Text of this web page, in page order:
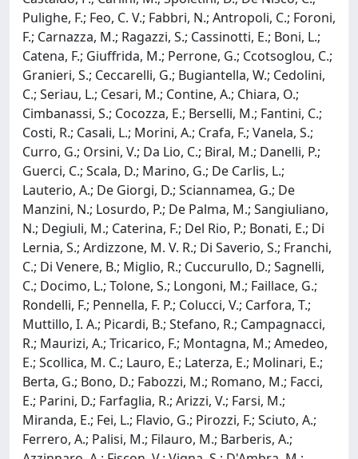
Pulighe, F.; Feo, C. V.; Fabbri, N.; Antropoli, C.; Foroni,
F.; Carnazza, M.; Ragazzi, S.; Cassinotti, E.; Boni, L.;
Catena, F.; Giuffrida, M.; Perrone, G.; Ccotsoglou, C.;
Granieri, S.; Ceccarelli, G.; Bugiantella, W.; Cedolini,
C.; Seriau, L.; Cesari, M.; Contine, A.; Chiara, O.;
Cimbanassi, S.; Cocozza, E.; Berselli, M.; Fantini, C.;
Costi, R.; Casali, L.; Morini, A.; Crafa, F.; Vanela, S.;
Curro, G.; Orsini, V.; Da Lio, C.; Biral, M.; Danelli, P.;
Guerci, C.; Scala, D.; Marino, G.; De Carlis, L.;
Lauterio, A.; De Giorgi, D.; Sciannamea, G.; De
Manzini, N.; Losurdo, P.; De Palma, M.; Sangiuliano,
N.; Degiuli, M.; Caterina, F.; Del Rio, P.; Bonati, E.; Di
Lernia, S.; Ardizzone, M. V. R.; Di Saverio, S.; Franchi,
C.; Di Venere, B.; Miglio, R.; Cuccurullo, D.; Sagnelli,
C.; Docimo, L.; Tolone, S.; Longoni, M.; Faillace, G.;
Rondelli, F.; Pennella, F. P.; Colucci, V.; Carfora, T.;
Muttillo, I. A.; Picardi, B.; Stefano, R.; Campagnacci,
R.; Maurizi, A.; Tricarico, F.; Montagna, M.; Amedeo,
E.; Scollica, M. C.; Lauro, E.; Laterza, E.; Molinari, E.;
Berta, G.; Bono, D.; Fabozzi, M.; Romano, M.; Facci,
E.; Parini, D.; Farfaglia, R.; Arizzi, V.; Farsi, M.;
Miranda, E.; Fei, L.; Flavio, G.; Pirozzi, F.; Sciuto, A.;
Ferrero, A.; Palisi, M.; Filauro, M.; Barberis, A.;